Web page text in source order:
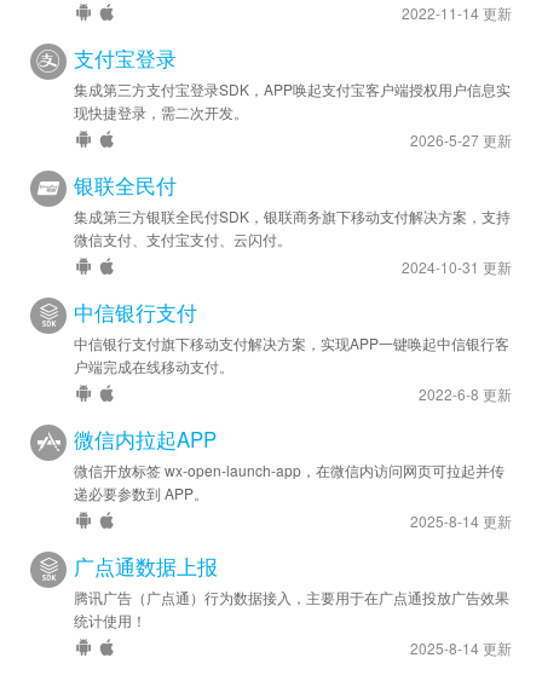
2022-11-14 更新
支付宝登录
集成第三方支付宝登录SDK，APP唤起支付宝客户端授权用户信息实
现快捷登录，需二次开发。
2026-5-27 更新
银联全民付
集成第三方银联全民付SDK，银联商务旗下移动支付解决方案，支持
微信支付、支付宝支付、云闪付。
2024-10-31 更新
中信银行支付
中信银行支付旗下移动支付解决方案，实现APP一键唤起中信银行客
户端完成在线移动支付。
2022-6-8 更新
微信内拉起APP
微信开放标签 wx-open-launch-app，在微信内访问网页可拉起并传
递必要参数到 APP。
2025-8-14 更新
广点通数据上报
腾讯广告（广点通）行为数据接入，主要用于在广点通投放广告效果
统计使用！
2025-8-14 更新